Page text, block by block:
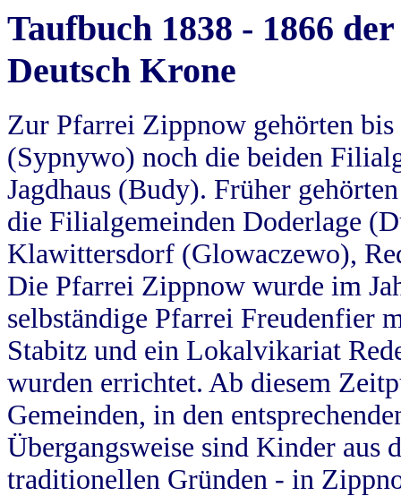
Taufbuch 1838 - 1866
Deutsch Krone
Zur Pfarrei Zippnow gehörten
(Sypnywo) noch die beiden
Jagdhaus (Budy). Früher
die Filialgemeinden Doderlage
Klawittersdorf (Glowaczewo),
Die Pfarrei Zippnow wurde im
selbständige Pfarrei Freudenfier
Stabitz und ein Lokalvikariat
wurden errichtet. Ab diesem
Gemeinden, in den
Übergangsweise sind Kinder aus
traditionellen Gründen - in